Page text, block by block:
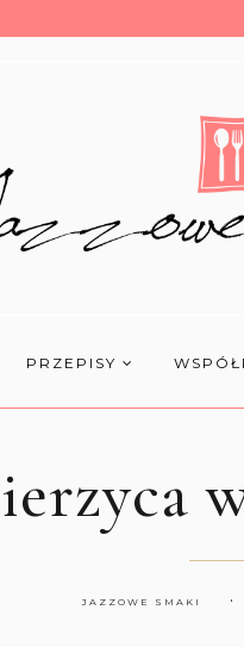
PRZEPISY
JAZZOWE SMAKI